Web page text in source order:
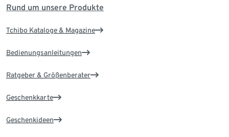
Rund um unsere Produkte
Tchibo Kataloge & Magazine
Bedienungsanleitungen
Ratgeber & Größenberater
Geschenkkarte
Geschenkideen